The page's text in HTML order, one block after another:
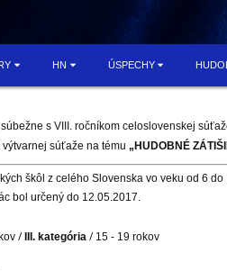
HN ÚSPECHY
s VIII. ročníkom celoslovenskej
súťaže na tému „HUDOBNÉ
škôl z celého Slovenska vo veku od 6 do
bol určený do 12.05.2017.
/III. kategória / 15 - 19 rokov